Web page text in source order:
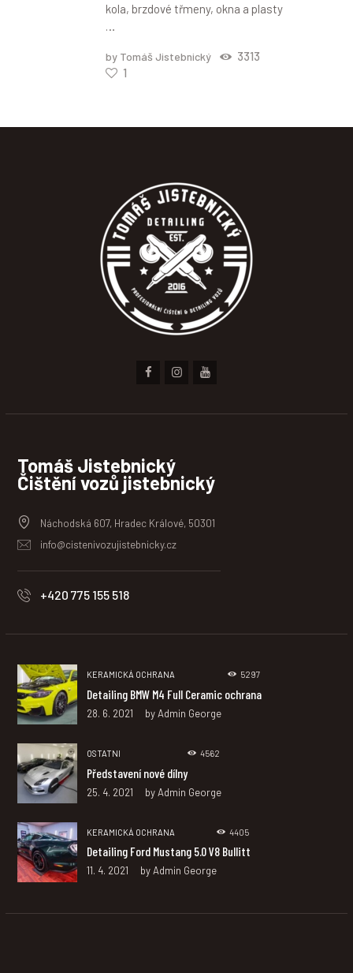
kola, brzdové třmeny, okna a plasty
…
by Tomáš Jistebnický
3313
1
Tomáš Jistebnický
Čištění vozů jistebnický
Náchodská 607, Hradec Králové, 50301
info@cistenivozujistebnicky.cz
+420 775 155 518
KERAMICKÁ OCHRANA 5297
Detailing BMW M4 Full Ceramic ochrana
28. 6. 2021 byAdmin George
OSTATNI 4562
Představení nové dílny
25. 4. 2021 byAdmin George
KERAMICKÁ OCHRANA 4405
Detailing Ford Mustang 5.0 V8 Bullitt
11. 4. 2021 byAdmin George